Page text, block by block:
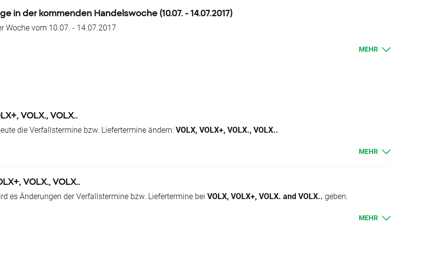
aufgrund der Veränderung auftreten, werden durch den entsprechenden Swap-Punktesatz korrigiert.
der aktuellen Preise werden freundlich gebeten, diese der Veränderung um den Swap-Punktesatz
in der kommenden Handelswoche (10.07. - 14.07.2017)
Woche vom 10.07. - 14.07.2017
MEHR
VOLX., VOLX..
die Verfallstermine bzw. Liefertermine ändern:VOLX, VOLX+, VOLX., VOLX..
Instrumenten haben, erhalten die Swap-Punkte gutgeschrieben oder werden entsprechend belastet.
MEHR
VOLX., VOLX..
es Änderungen der Verfallstermine bzw. Liefertermine bei VOLX, VOLX+, VOLX. and VOLX.. geben.
MEHR